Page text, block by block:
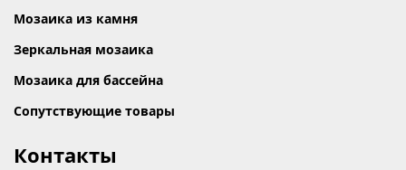
Мозаика из камня
Зеркальная мозаика
Мозаика для бассейна
Сопутствующие товары
Контакты